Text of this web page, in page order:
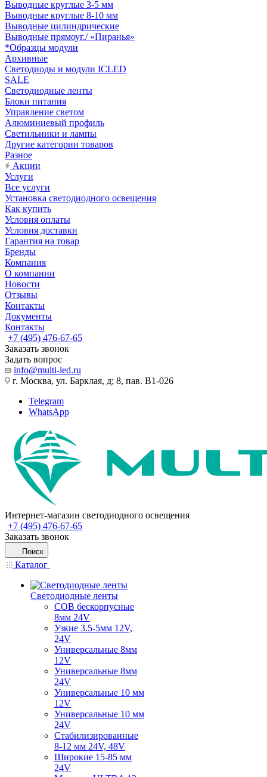
Выводные круглые 3-5 мм
Выводные круглые 8-10 мм
Выводные цилиндрические
Выводные прямоуг./ «Пиранья»
*Образцы модули
Архивные
Светодиоды и модули ICLED
SALE
Светодиодные ленты
Блоки питания
Управление светом
Алюминиевый профиль
Светильники и лампы
Другие категории товаров
Разное
Акции
Услуги
Все услуги
Установка светодиодного освещения
Как купить
Условия оплаты
Условия доставки
Гарантия на товар
Бренды
Компания
О компании
Новости
Отзывы
Контакты
Документы
Контакты
+7 (495) 476-67-65
Заказать звонок
Задать вопрос
info@multi-led.ru
г. Москва, ул. Барклая, д; 8, пав. B1-026
Telegram
WhatsApp
Интернет-магазин светодиодного освещения
+7 (495) 476-67-65
Заказать звонок
Поиск
Каталог
Светодиодные ленты
COB бескорпусные
8мм 24V
Узкие 3.5-5мм 12V,
24V
Универсальные 8мм
12V
Универсальные 8мм
24V
Универсальные 10 мм
12V
Универсальные 10 мм
24V
Стабилизированные
8-12 мм 24V, 48V
Широкие 15-85 мм
24V